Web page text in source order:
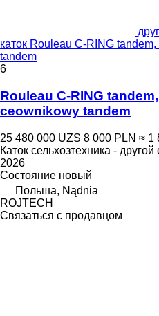
каток Rouleau C-RING
tandem
6
Rouleau C-RING tandem,
ceownikowy tandem
25 480 000 UZS 8 000 PLN ≈ 1
Каток сельхозтехника -
2026
Состояние новый
Польша, Nądnia
ROJTECH
Связаться с продавцом